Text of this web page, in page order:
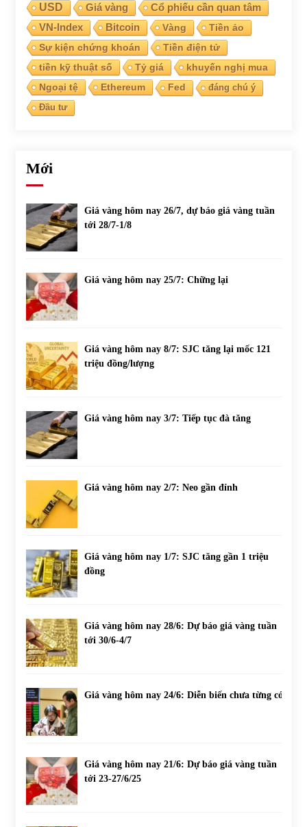
USD
Giá vàng Cổ phiếu cần quan tâm
VN-Index Bitcoin Vàng
Tiền ảo
Sự kiện chứng khoán
Tiền điện tử
tiền kỹ thuật số
Tỷ giá
khuyến nghị mua
Ngoại tệ
Ethereum Fed
đáng chú ý
Đầu tư
Mới
Giá vàng hôm nay 26/7, dự báo giá vàng tuần
tới 28/7-1/8
Giá vàng hôm nay 25/7: Chững lại
Giá vàng hôm nay 8/7: SJC tăng lại mốc 121
triệu đồng/lượng
Giá vàng hôm nay 3/7: Tiếp tục đà tăng
Giá vàng hôm nay 2/7: Neo gần đỉnh
Giá vàng hôm nay 1/7: SJC tăng gần 1 triệu
đồng
Giá vàng hôm nay 28/6: Dự báo giá vàng tuần
tới 30/6-4/7
Giá vàng hôm nay 24/6: Diễn biến chưa từng có
Giá vàng hôm nay 21/6: Dự báo giá vàng tuần
tới 23-27/6/25